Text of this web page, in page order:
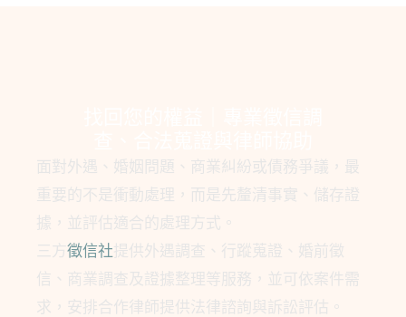
面對外遇、婚姻問題、商業糾紛或債務爭議，最
重要的不是衝動處理，而是先釐清事實、儲存證
據，並評估適合的處理方式。
三方徵信社提供外遇調查、行蹤蒐證、婚前徵
信、商業調查及證據整理等服務，並可依案件需
求，安排合作律師提供法律諮詢與訴訟評估。